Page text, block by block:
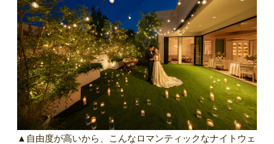
▲自由度が高いから、こんなロマンティックなナイトウェ